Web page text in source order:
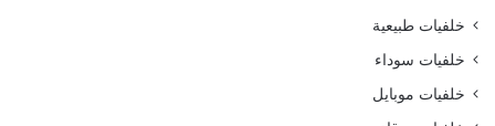
خلفيات طبيعية
خلفيات سوداء
خلفيات موبايل